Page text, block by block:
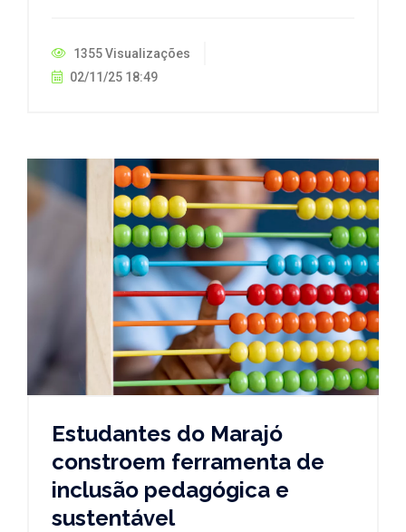
1355 Visualizações
02/11/25 18:49
Estudantes do Marajó
constroem ferramenta de
inclusão pedagógica e
sustentável